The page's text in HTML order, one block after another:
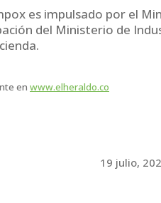
es impulsado por el
del Ministerio de
en www.elheraldo.co
19 julio,